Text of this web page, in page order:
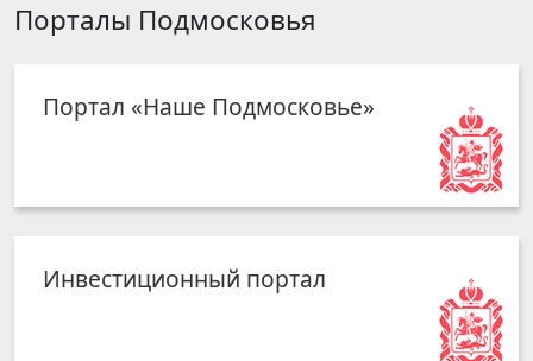
Порталы Подмосковья
Портал «Наше Подмосковье»
Инвестиционный портал